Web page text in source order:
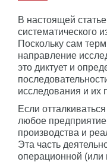
В настоящей
систематического
Поскольку сам
направление
это диктует и
исследования и их
Если
любое
производства и
Эта часть
операционной (или